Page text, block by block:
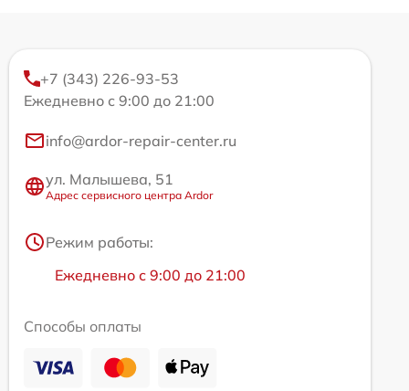
+7 (343) 226-93-53
Ежедневно с 9:00 до 21:00
info@ardor-repair-center.ru
ул. Малышева, 51
Адрес сервисного центра Ardor
Режим работы:
Ежедневно с 9:00 до 21:00
Способы оплаты